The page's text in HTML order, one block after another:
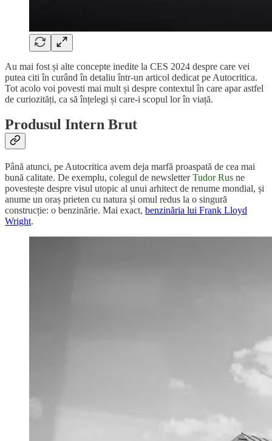
Au mai fost și alte concepte inedite la CES 2024 despre care vei
putea citi în curând în detaliu într-un articol dedicat pe Autocritica.
Tot acolo voi povesti mai mult și despre contextul în care apar astfel
de curiozități, ca să înțelegi și care-i scopul lor în viață.
Produsul Intern Brut
Până atunci, pe Autocritica avem deja marfă proaspată de cea mai
bună calitate. De exemplu, colegul de newsletterTudor Rus ne
povestește despre visul utopic al unui arhitect de renume mondial, și
anume un oraș prieten cu natura și omul redus la o singură
construcție: o benzinărie. Mai exact, benzinăria lui Frank Lloyd
Wright.